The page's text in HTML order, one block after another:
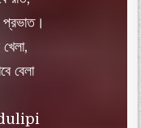
প্রভাত।
বেলা